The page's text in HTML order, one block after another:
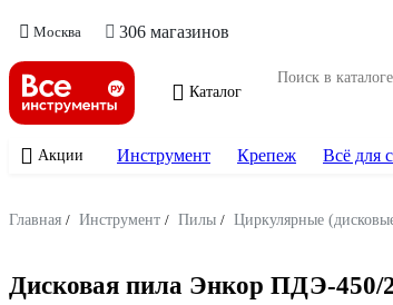
Москва 306 магазинов
Каталог
Акции Инструмент Крепеж Всё для
Главная / Инструмент / Пилы / Циркулярные
Дисковая пила Энкор ПДЭ-450/